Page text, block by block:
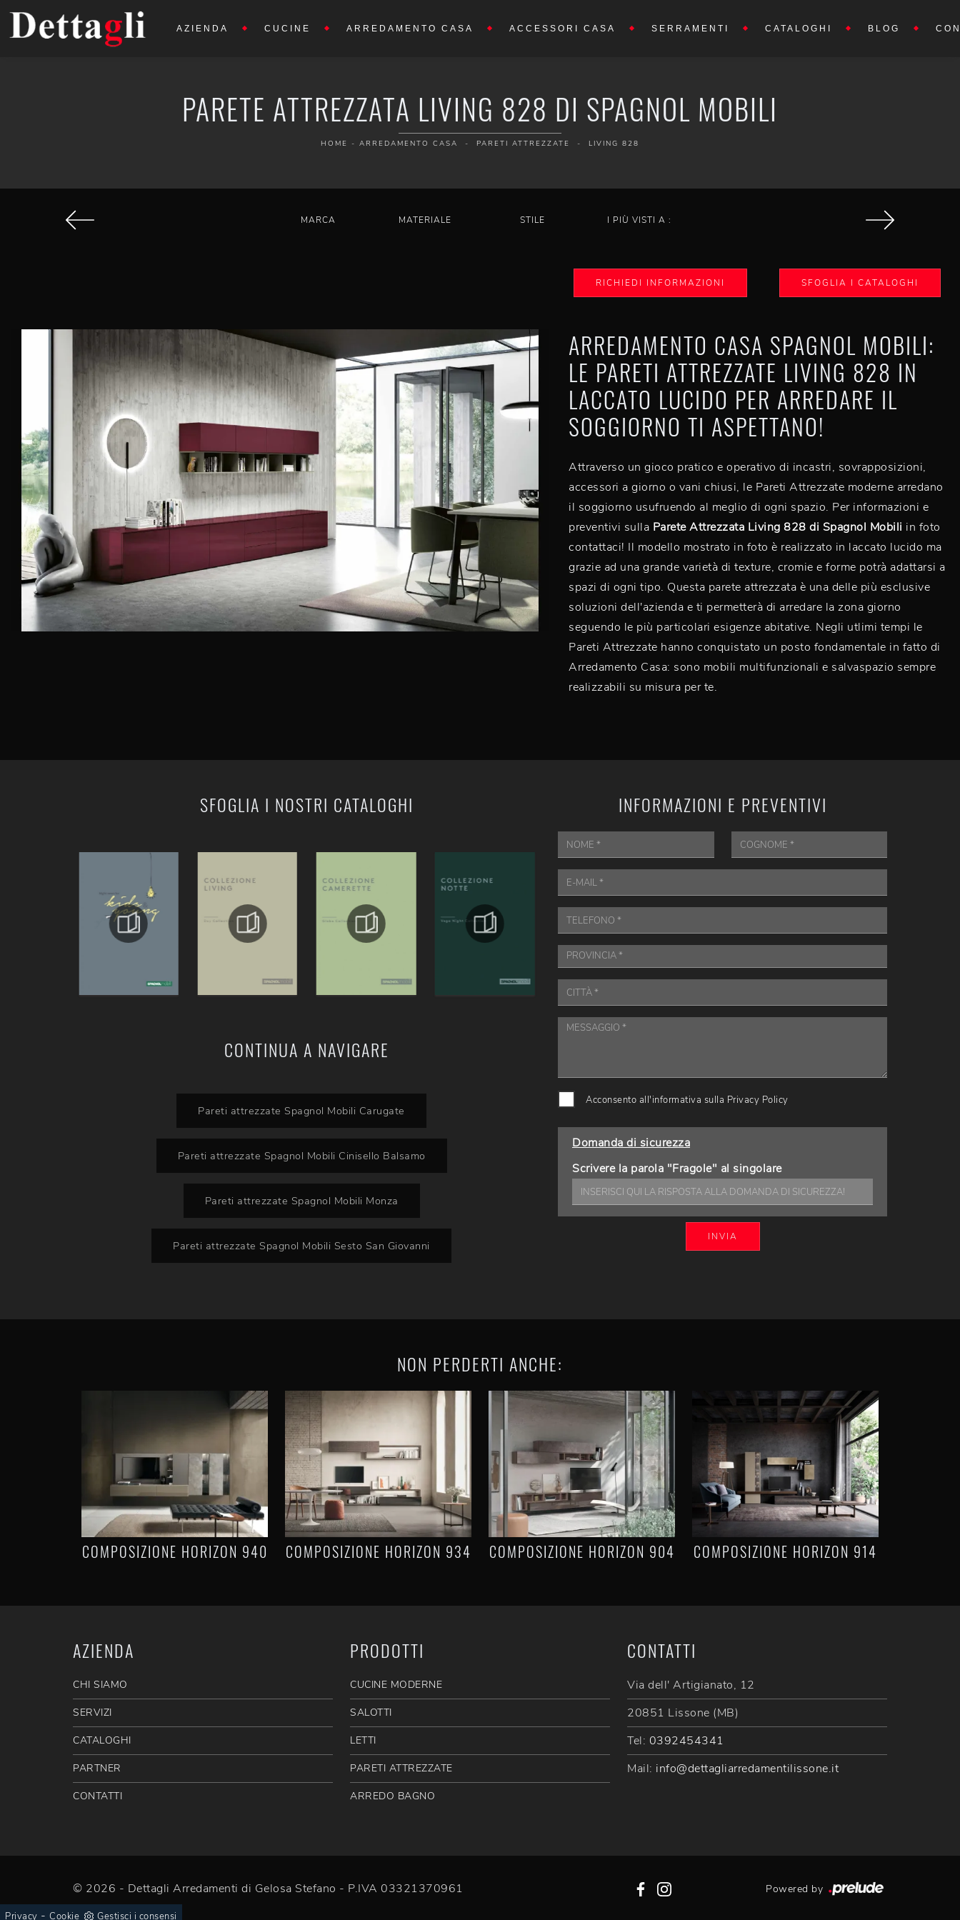
AZIENDA CUCINE ARREDAMENTO CASA ACCESSORI CASA SERRAMENTI CATALOGHI BLOG
PARETE ATTREZZATA LIVING 828 DI SPAGNOL MOBILI
HOME - ARREDAMENTO CASA - PARETI ATTREZZATE - LIVING 828
MARCA MATERIALE STILE I PIÙ VISTI A :
RICHIEDI INFORMAZIONI SFOGLIA I CATALOGHI
ARREDAMENTO CASA SPAGNOL MOBILI:
LE PARETI ATTREZZATE LIVING 828 IN
LACCATO LUCIDO PER ARREDARE IL
SOGGIORNO TI ASPETTANO!
Attraverso un gioco pratico e operativo di incastri, sovrapposizioni,
accessori a giorno o vani chiusi, le Pareti Attrezzate moderne arredano
il soggiorno usufruendo al meglio di ogni spazio. Per informazioni e
preventivi sulla Parete Attrezzata Living 828 di Spagnol Mobili in foto
contattaci! Il modello mostrato in foto è realizzato in laccato lucido ma
grazie ad una grande varietà di texture, cromie e forme potrà adattarsi a
spazi di ogni tipo. Questa parete attrezzata è una delle più esclusive
soluzioni dell'azienda e ti permetterà di arredare la zona giorno
seguendo le più particolari esigenze abitative. Negli utlimi tempi le
Pareti Attrezzate hanno conquistato un posto fondamentale in fatto di
Arredamento Casa: sono mobili multifunzionali e salvaspazio sempre
realizzabili su misura per te.
SFOGLIA I NOSTRI CATALOGHI
CONTINUA A NAVIGARE
Pareti attrezzate Spagnol Mobili Carugate
Pareti attrezzate Spagnol Mobili Cinisello Balsamo
Pareti attrezzate Spagnol Mobili Monza
Pareti attrezzate Spagnol Mobili Sesto San Giovanni
INFORMAZIONI E PREVENTIVI
Acconsento all'informativa sulla Privacy Policy
Domanda di sicurezza
Scrivere la parola "Fragole" al singolare
INVIA
NON PERDERTI ANCHE:
COMPOSIZIONE HORIZON 940 COMPOSIZIONE HORIZON 934 COMPOSIZIONE HORIZON 904 COMPOSIZIONE HORIZON 914
AZIENDA
CHI SIAMO
SERVIZI
CATALOGHI
PARTNER
CONTATTI
PRODOTTI
CUCINE MODERNE
SALOTTI
LETTI
PARETI ATTREZZATE
ARREDO BAGNO
CONTATTI
Via dell' Artigianato, 12
20851 Lissone (MB)
Tel: 0392454341
Mail: info@dettagliarredamentilissone.it
© 2026 - Dettagli Arredamenti di Gelosa Stefano - P.IVA 03321370961 Powered by
Privacy - Cookie Gestisci i consensi